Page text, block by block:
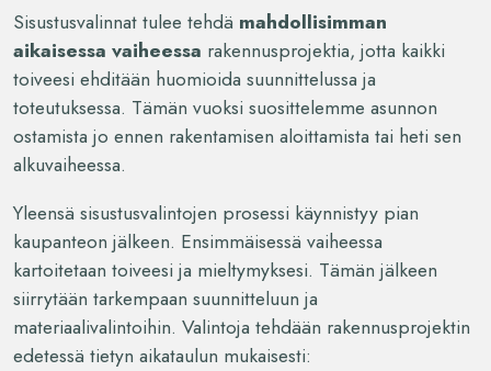
Sisustusvalinnat tulee tehdä mahdollisimman
aikaisessa vaiheessa rakennusprojektia, jotta kaikki
toiveesi ehditään huomioida suunnittelussa ja
toteutuksessa. Tämän vuoksi suosittelemme asunnon
ostamista jo ennen rakentamisen aloittamista tai heti sen
alkuvaiheessa.
Yleensä sisustusvalintojen prosessi käynnistyy pian
kaupanteon jälkeen. Ensimmäisessä vaiheessa
kartoitetaan toiveesi ja mieltymyksesi. Tämän jälkeen
siirrytään tarkempaan suunnitteluun ja
materiaalivalintoihin. Valintoja tehdään rakennusprojektin
edetessä tietyn aikataulun mukaisesti: